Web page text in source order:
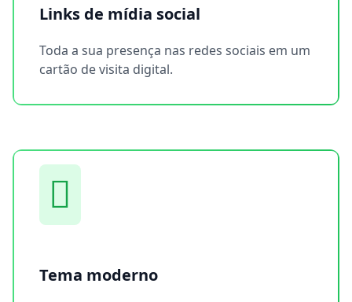
Links de mídia social
Toda a sua presença nas redes sociais em um
cartão de visita digital.
Tema moderno